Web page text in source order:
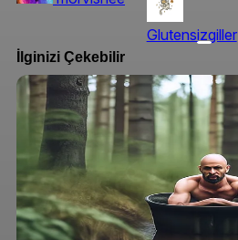
Glutensizgiller